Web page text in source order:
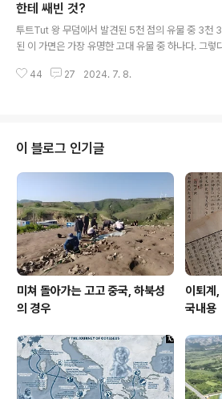
토된 전차 중 가장 보존 상태가 좋다 자랑하는데 저 정
면 자랑하고도 남음이 있다. 물론 저 상태는 여러 연
영해 손을 많이 댄 것이다. 제아무리 출토품이라 해도
상태로 발견되며, 그걸 일일이 다 끼워 맞추어야 한다.
한테 쌔빈 것?
투트Tut 왕 무덤에서 발견된 5천 점의 유물 중 3천
된 이 가면은 가장 유명한 고대 유물 중 하나다. 그렇
국의 고고학자 하워드 카터 Howard Carter는 이집
면을 비롯해 5천여 점의 유물이 가득한 투탕카멘의 무
발굴하게 했다. 비교적 존재감 없는 파라오인 투탕카
은 이 놀라운 발견으로 사후에 유명해졌다. 고대 이
들은 사후 세계를 위한 물건들과 함께 죽은 사람들을
고, 투탕카멘 무덤은 수천 년 동안 손대지 않은 그러
건..
44 27 2024. 7. 8.
이 블로그 인기글
미쳐 돌아가는 고고 중국, 하북성
의 경우
이퇴계
국내용